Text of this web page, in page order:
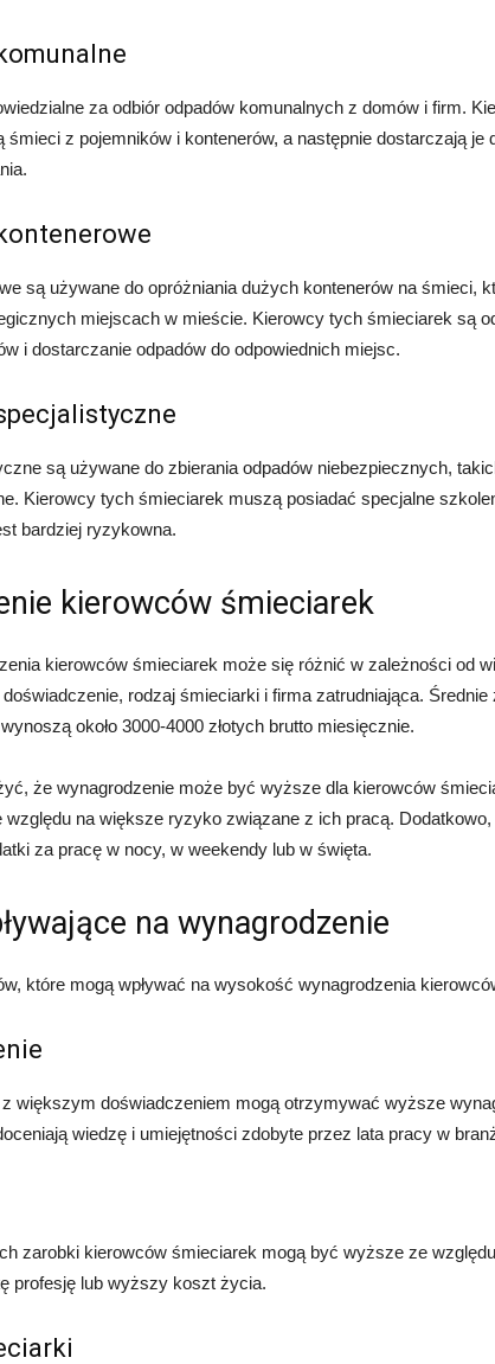
za odbiór odpadów komunalnych z domów i firm.
śmieci z pojemników i kontenerów, a następnie dostarczają je
są używane do opróżniania dużych kontenerów na śmieci,
miejscach w mieście. Kierowcy tych śmieciarek są
i dostarczanie odpadów do odpowiednich miejsc.
są używane do zbierania odpadów niebezpiecznych,
Kierowcy tych śmieciarek muszą posiadać specjalne
bardziej ryzykowna.
kierowców śmieciarek
kierowców śmieciarek może się różnić w zależności od
rodzaj śmieciarki i firma zatrudniająca.
około 3000-4000 złotych brutto miesięcznie.
że wynagrodzenie może być wyższe dla kierowców
na większe ryzyko związane z ich pracą.
za pracę w nocy, w weekendy lub w święta.
na wynagrodzenie
które mogą wpływać na wysokość wynagrodzenia
większym doświadczeniem mogą otrzymywać wyższe
wiedzę i umiejętności zdobyte przez lata pracy w
zarobki kierowców śmieciarek mogą być wyższe ze
profesję lub wyższy koszt życia.